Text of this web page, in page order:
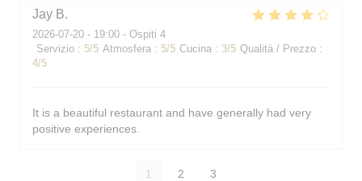
Jay B
2026-07-20 - 19:00 - Ospiti 4
Servizio : 5/5 Atmosfera : 5/5 Cucina : 3/5 Qualità / Prezzo :
4/5
It is a beautiful restaurant and have generally had very
positive experiences.
1 2 3